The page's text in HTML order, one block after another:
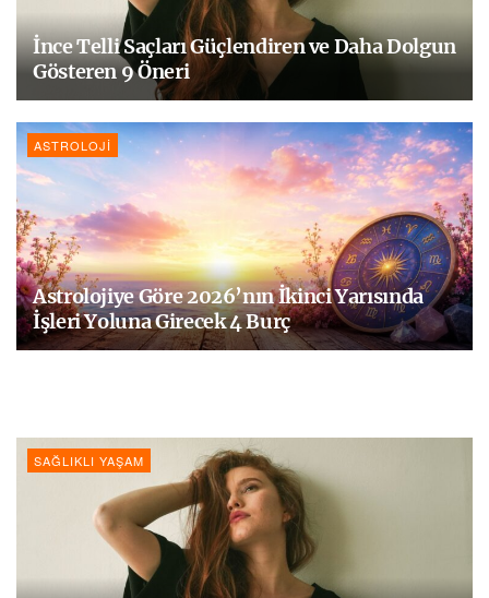
İnce Telli Saçları Güçlendiren ve Daha Dolgun
Gösteren 9 Öneri
ASTROLOJI
Astrolojiye Göre 2026’nın İkinci Yarısında
İşleri Yoluna Girecek 4 Burç
SAĞLIKLI YAŞAM